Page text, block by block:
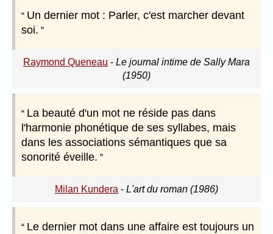
Un dernier mot : Parler, c'est marcher devant
soi.
Raymond Queneau - Le journal intime de Sally Mara
(1950)
La beauté d'un mot ne réside pas dans
l'harmonie phonétique de ses syllabes, mais
dans les associations sémantiques que sa
sonorité éveille.
Milan Kundera - L'art du roman (1986)
Le dernier mot dans une affaire est toujours un